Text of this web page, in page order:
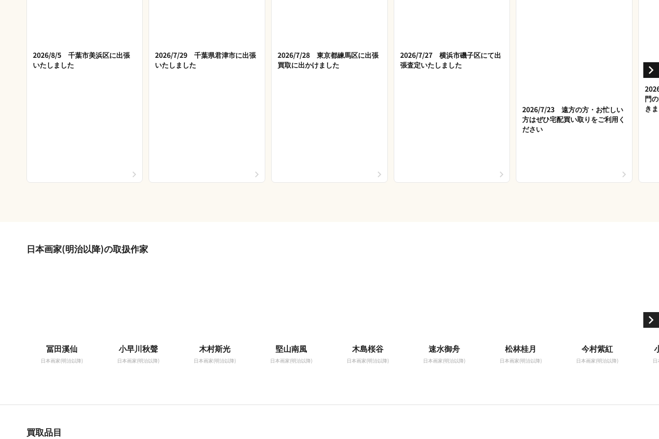
2026/8/5 千葉市美浜区に出張
いたしました
2026/7/29 千葉県君津市に出張
いたしました
2026/7/28 東京都練馬区に出張
買取に出かけました
2026/7/27 横浜市磯子区にて出
張査定いたしました
2026/7/23 遠方の方・お忙しい
方はぜひ宅配買い取りをご利用く
ださい
門
き
日本画家(明治以降)の取扱作家
冨田溪仙
日本画家(明治以降)
小早川秋聲
日本画家(明治以降)
木村斯光
日本画家(明治以降)
堅山南風
日本画家(明治以降)
木島桜谷
日本画家(明治以降)
速水御舟
日本画家(明治以降)
松林桂月
日本画家(明治以降)
今村紫紅
日本画家(明治以降)
買取品目